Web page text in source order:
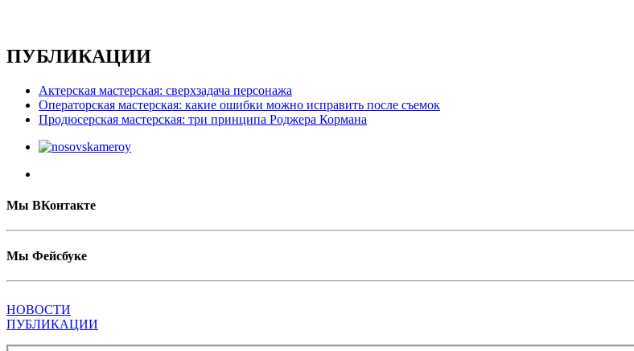
ПУБЛИКАЦИИ
Актерская мастерская: сверхзадача персонажа
Операторская мастерская: какие ошибки можно исправить после съемок
Продюсерская мастерская: три принципа Роджера Кормана
Мы ВКонтакте
Мы Фейсбуке
НОВОСТИ
ПУБЛИКАЦИИ